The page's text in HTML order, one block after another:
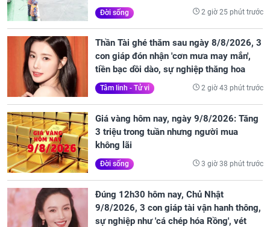
Đời sống 2 giờ 25 phút trước
Thần Tài ghé thăm sau ngày 8/8/2026, 3
con giáp đón nhận 'cơn mưa may mắn',
tiền bạc dồi dào, sự nghiệp thăng hoa
Tâm linh - Tử vi 2 giờ 43 phút trước
Giá vàng hôm nay, ngày 9/8/2026: Tăng
3 triệu trong tuần nhưng người mua
không lãi
Đời sống 3 giờ 38 phút trước
Đúng 12h30 hôm nay, Chủ Nhật
9/8/2026, 3 con giáp tài vận hanh thông,
sự nghiệp như 'cá chép hóa Rồng', vét